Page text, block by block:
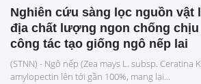
Nghiên cứu sàng lọc nguồn vật
địa chất lượng ngon chống
công tác tạo giống ngô nếp lai
(STNN) - Ngô nếp (Zea mays L. subsp. Ceratina
amylopectin lên tới gần 100%, mang lại...